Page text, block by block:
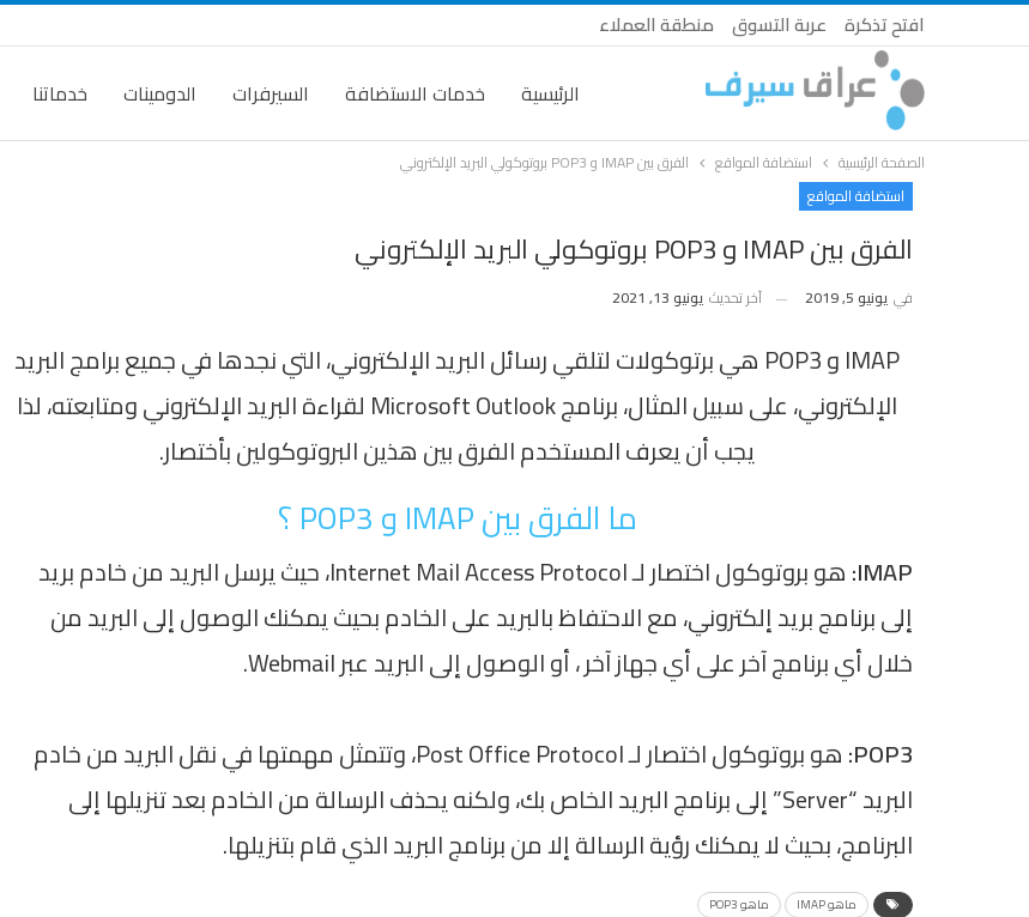
افتح تذكرة عربة التسوق منطقة العملاء
الرئيسية خدمات الاستضافة السيرفرات الدومينات خدماتنا
الصفحة الرئيسية استضافة المواقع
الفرق بين IMAP و POP3 بروتوكولي البريد الإلكتروني
استضافة المواقع
الفرق بين IMAP و POP3 بروتوكولي البريد الإلكتروني
في يونيو 5, 2019 آخر تحديث يونيو 13, 2021
IMAP و POP3 هي برتوكولات لتلقي رسائل البريد الإلكتروني، التي نجدها في جميع برامج البريد
الإلكتروني، على سبيل المثال، برنامج Microsoft Outlook لقراءة البريد الإلكتروني ومتابعته، لذا
يجب أن يعرف المستخدم الفرق بين هذين البروتوكولين بأختصار.
ما الفرق بين IMAP و POP3 ؟
IMAP:
هو بروتوكول اختصار لـ Internet Mail Access Protocol، حيث يرسل البريد من خادم بريد
إلى برنامج بريد إلكتروني، مع الاحتفاظ بالبريد على الخادم بحيث يمكنك الوصول إلى البريد من
خلال أي برنامج آخر على أي جهاز آخر ، أو الوصول إلى البريد عبر Webmail.
POP3:
هو بروتوكول اختصار لـ Post Office Protocol، وتتمثل مهمتها في نقل البريد من خادم
البريد “Server” إلى برنامج البريد الخاص بك، ولكنه يحذف الرسالة من الخادم بعد تنزيلها إلى
البرنامج، بحيث لا يمكنك رؤية الرسالة إلا من برنامج البريد الذي قام بتنزيلها.
ماهو IMAP ماهو POP3